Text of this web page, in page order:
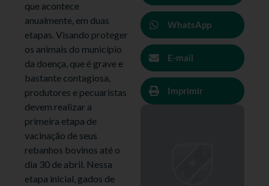
que acontece
anualmente, em duas
etapas. Visando proteger
os animais do município
da doença, que é grave e
bastante contagiosa,
produtores e pecuaristas
devem realizar a
primeira etapa de
vacinação de seus
rebanhos bovinos até o
dia 30 de abril. Nessa
etapa inicial, gados de
WhatsApp
E-mail
Imprimir